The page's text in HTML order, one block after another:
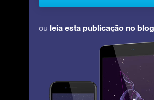
ou leia esta publicação no blog